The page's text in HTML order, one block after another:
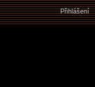
Přihlášení